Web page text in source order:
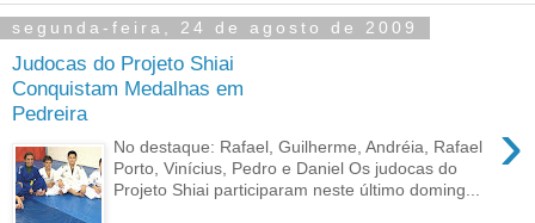
segunda-feira, 24 de agosto de 2009
Judocas do Projeto Shiai
Conquistam Medalhas em
Pedreira
›
No destaque: Rafael, Guilherme, Andréia, Rafael
Porto, Vinícius, Pedro e Daniel Os judocas do
Projeto Shiai participaram neste último doming...